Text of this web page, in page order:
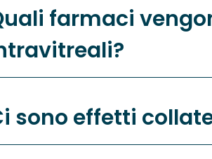
farmaci
sono effetti